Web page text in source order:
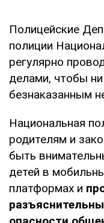
Полицейские
полиции
регулярно
делами, чтобы
безнаказанным
Национальная
родителям и
быть
детей в
платформах и